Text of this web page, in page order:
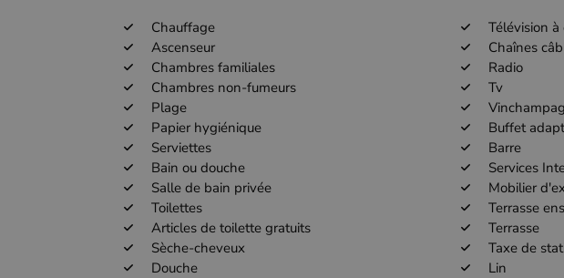
Chauffage
Ascenseur
Chambres familiales
Chambres non-fumeurs
Plage
Papier hygiénique
Serviettes
Bain ou douche
Salle de bain privée
Toilettes
Articles de toilette gratuits
Sèche-cheveux
Douche
Télévision
Chaînes
Radio
Tv
Buffet
Barre
Services
Mobilier
Terrasse
Terrasse
Taxe de
Lin